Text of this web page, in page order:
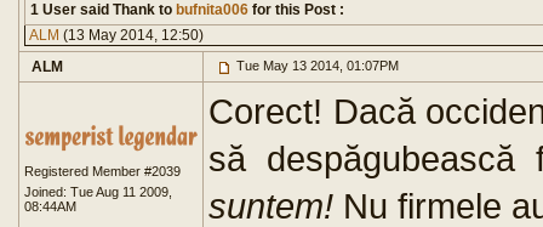
1 User said Thank to bufnita006 for this Post :
ALM (13 May 2014, 12:50)
ALM
Tue May 13 2014, 01:07PM
Registered Member #2039
Joined: Tue Aug 11 2009,
08:44AM
Corect! Dacă
să
suntem! Nu firmele